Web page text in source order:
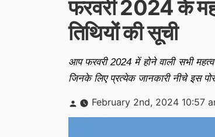
फरवरी 2024 के
तिथियों की सूची
आप फरवरी 2024 में होने वाली सभी
जिनके लिए प्रत्येक जानकारी नीचे इस
Posted
by
February 2nd, 2024 10:57